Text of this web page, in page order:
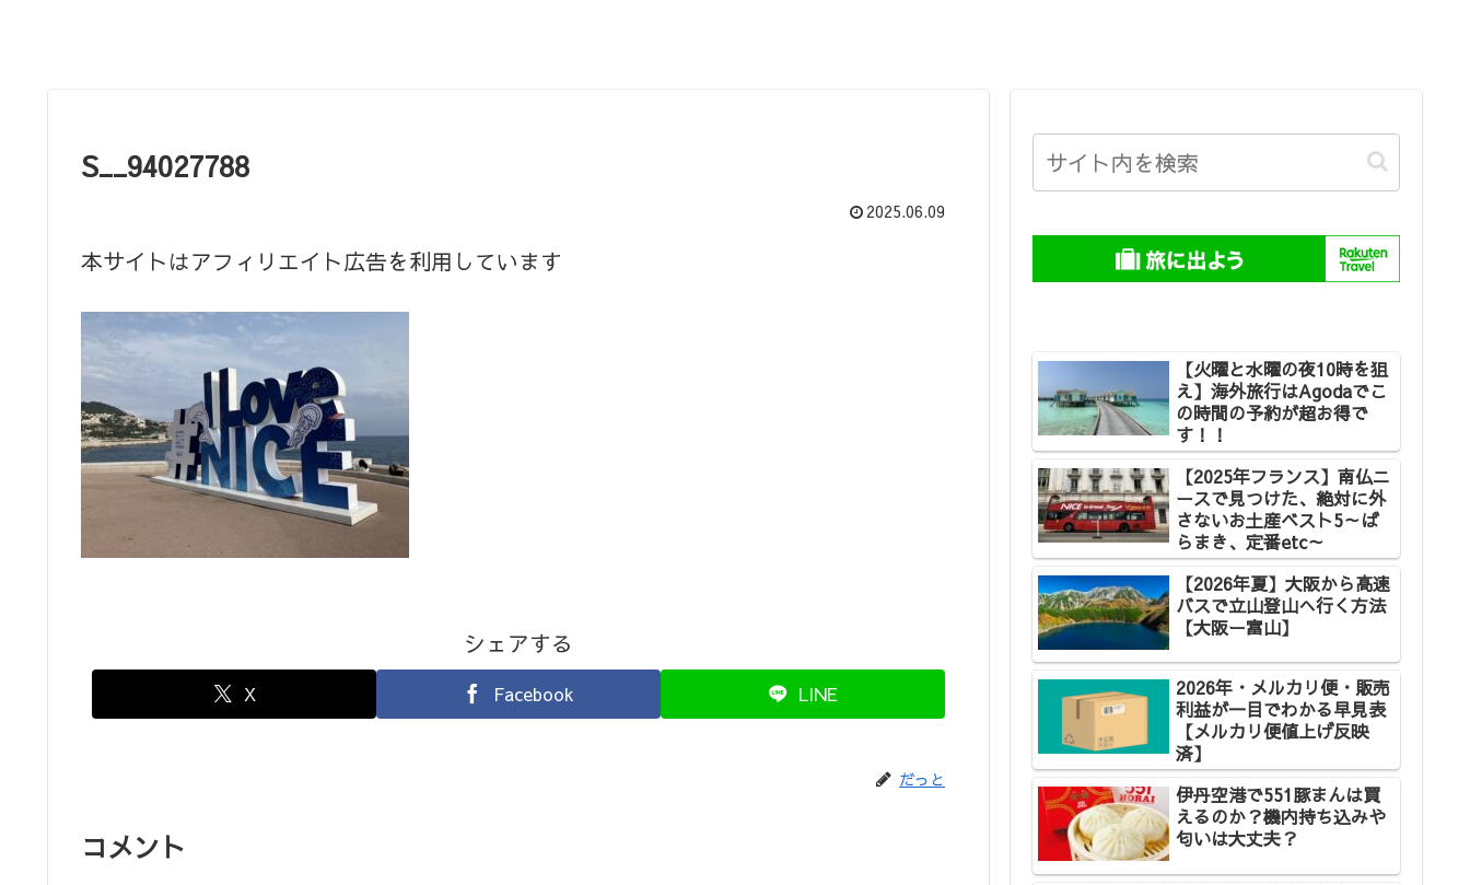
S__94027788
2025.06.09
本サイトはアフィリエイト広告を利用しています
シェアする
X Facebook LINE
だっと
コメント
【火曜と水曜の夜10時を狙
え】海外旅行はAgodaでこ
の時間の予約が超お得で
す！！
【2025年フランス】南仏ニ
ースで見つけた、絶対に外
さないお土産ベスト5～ば
らまき、定番etc～
【2026年夏】大阪から高速
バスで立山登山へ行く方法
【大阪ー富山】
2026年・メルカリ便・販売
利益が一目でわかる早見表
【メルカリ便値上げ反映
済】
伊丹空港で551豚まんは買
えるのか？機内持ち込みや
匂いは大丈夫？